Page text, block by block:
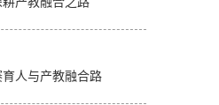
人与产教融合路